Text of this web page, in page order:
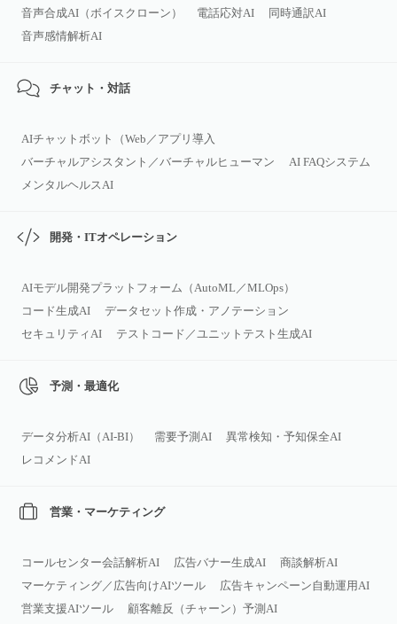
音声合成AI（ボイスクローン） 電話応対AI
同時通訳AI
音声感情解析AI
チャット・対話
AIチャットボット（Web／アプリ導入
バーチャルアシスタント／バーチャルヒューマン
AI FAQシステム
メンタルヘルスAI
開発・ITオペレーション
AIモデル開発プラットフォーム（AutoML／MLOps）
コード生成AI
データセット作成・アノテーション
セキュリティAI
テストコード／ユニットテスト生成AI
予測・最適化
データ分析AI（AI‑BI） 需要予測AI
異常検知・予知保全AI
レコメンドAI
営業・マーケティング
コールセンター会話解析AI 広告バナー生成AI
商談解析AI
マーケティング／広告向けAIツール
広告キャンペーン自動運用AI
営業支援AIツール
顧客離反（チャーン）予測AI